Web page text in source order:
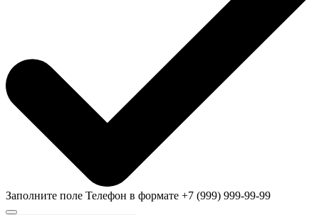
Заполните поле Телефон в формате +7 (999) 999-99-99